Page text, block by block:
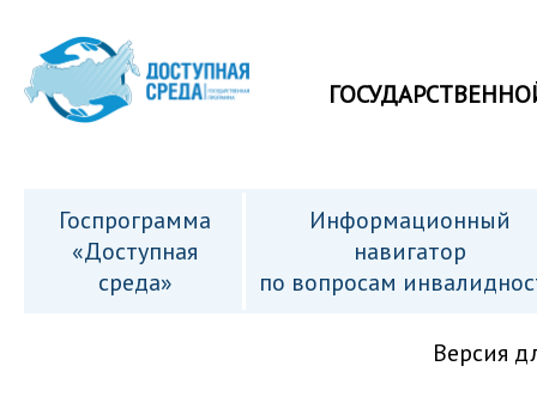
Госпрограмма
«Доступная
среда»
Информационный
навигатор
по вопросам
Версия